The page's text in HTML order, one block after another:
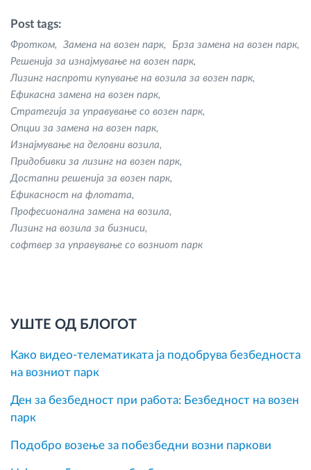
Post tags:
Фротком Замена на возен парк
Брза замена на возен парк
Решенија за изнајмување на возен парк
Лизинг наспроти купување на возила за возен парк
Ефикасна замена на возен парк
Стратегија за управување со возен парк
Опции за замена на возен парк
Изнајмување на деловни возила
Придобивки за лизинг на возен парк
Достапни решенија за возен парк
Ефикасност на флотата
Професионална замена на возила
Лизинг на возила за бизниси
софтвер за управување со возниот парк
УШТЕ ОД БЛОГОТ
Како видео-телематиката ја подобрува безбедноста
на возниот парк
Ден за безбедност при работа: Безбедност на возен
парк
Подобро возење за побезбедни возни паркови